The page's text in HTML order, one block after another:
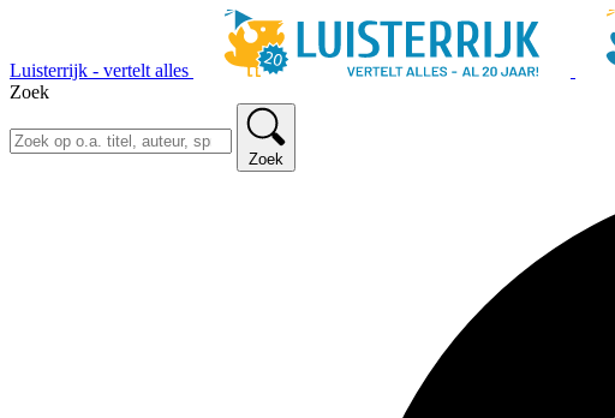
Luisterrijk - vertelt alles
Zoek
Zoek